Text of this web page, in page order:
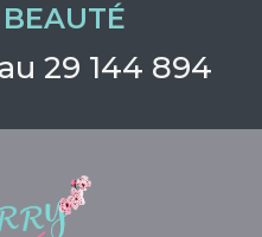
29 144 894